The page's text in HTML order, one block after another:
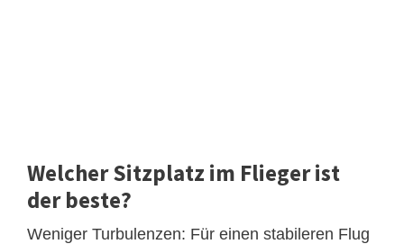
Welcher Sitzplatz im Flieger ist
der beste?
Weniger Turbulenzen: Für einen stabileren Flug